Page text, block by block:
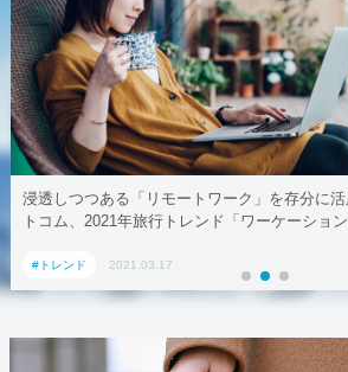
浸透しつつある「リモートワーク」を存分に
トコム、2021年旅行トレンド「ワーケーショ
#トレンド 2021.03.17